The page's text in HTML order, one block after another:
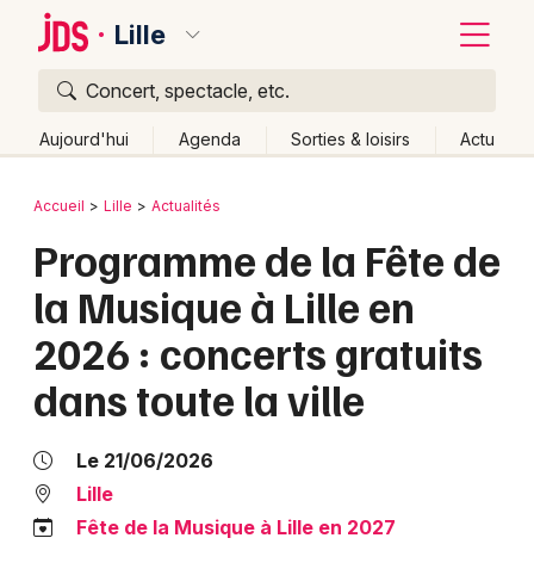
Lille
Concert, spectacle, etc.
Aujourd'hui Agenda Sorties & loisirs Actu
Publier un événement
Grands événements
Activité & Expérience
Manifestations
Foires & salons
Bordeaux
Colmar
Lille
Lyon
Marseille
Mulhouse
Montpellier
Retour
Accueil Lille Actualités
Programme de la Fête de
la Musique à Lille en
2026 : concerts gratuits
dans toute la ville
Le 21/06/2026
Lille
Fête de la Musique à Lille en 2027
Quoi ?
Où ?
Partout
Près de moi Changer de lieu
Quand ?
Effacer les dates
Aujourd'hui
Demain Ce week-end Autre